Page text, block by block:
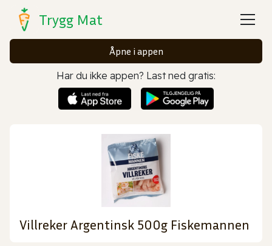
Trygg Mat
Åpne i appen
Har du ikke appen? Last ned gratis:
Villreker Argentinsk 500g Fiskemannen